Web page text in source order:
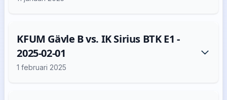
KFUM Gävle B vs. IK Sirius BTK E1 -
2025-02-01
1 februari 2025